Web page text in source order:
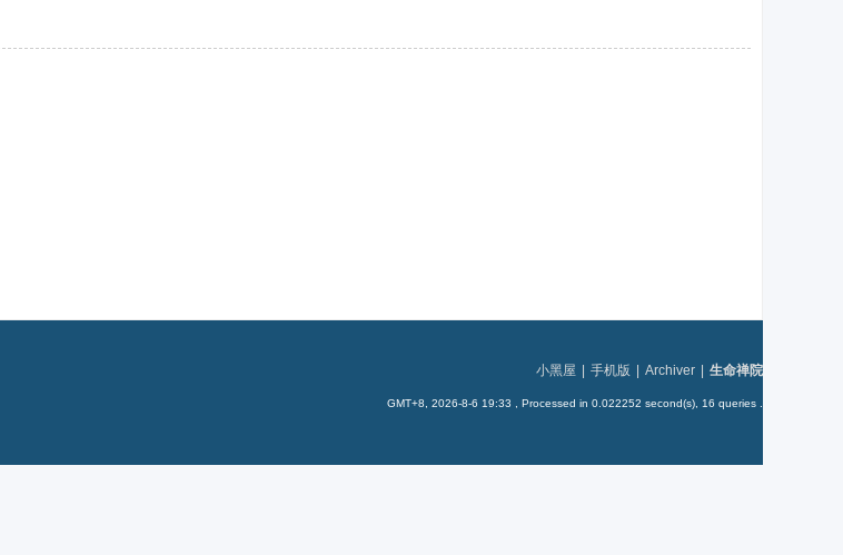
小黑屋 手机版 Archiver 生命禅院
GMT+8, 2026-8-6 19:33 , Processed in 0.022252 second(s), 16 queries .